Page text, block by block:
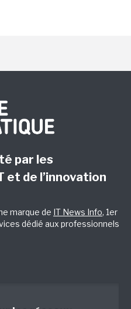
par les
et de l’innovation
marque de IT News Info, 1er
dédié aux professionnels